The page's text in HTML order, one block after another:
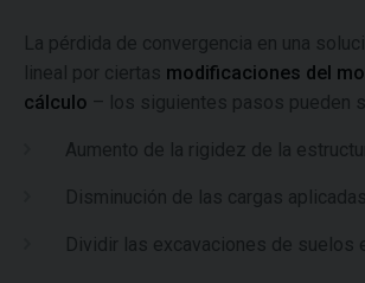
La pérdida de convergencia en una
lineal por ciertas modificaciones del
cálculo – los siguientes pasos pueden
Aumento de la rigidez de la
Disminución de las cargas aplicadas
Dividir las excavaciones de suelos